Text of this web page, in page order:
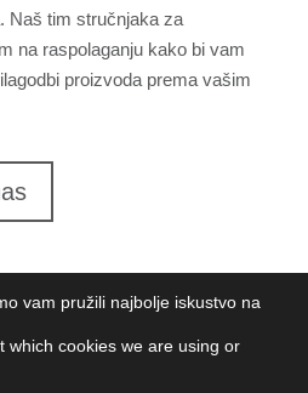
Naš tim stručnjaka za
na raspolaganju kako bi vam
proizvoda prema vašim
Sva prava pridržana |
vam pružili najbolje iskustvo na
which cookies we are using or